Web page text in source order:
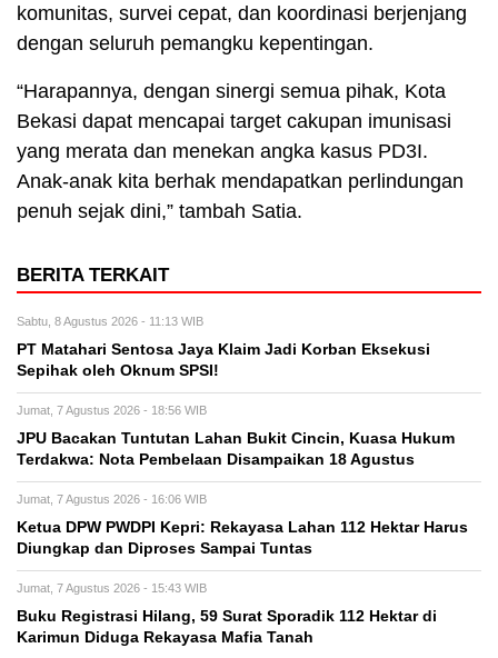
komunitas, survei cepat, dan koordinasi berjenjang
dengan seluruh pemangku kepentingan.
“Harapannya, dengan sinergi semua pihak, Kota
Bekasi dapat mencapai target cakupan imunisasi
yang merata dan menekan angka kasus PD3I.
Anak-anak kita berhak mendapatkan perlindungan
penuh sejak dini,” tambah Satia.
BERITA TERKAIT
Sabtu, 8 Agustus 2026 - 11:13 WIB
PT Matahari Sentosa Jaya Klaim Jadi Korban Eksekusi
Sepihak oleh Oknum SPSI!
Jumat, 7 Agustus 2026 - 18:56 WIB
JPU Bacakan Tuntutan Lahan Bukit Cincin, Kuasa Hukum
Terdakwa: Nota Pembelaan Disampaikan 18 Agustus
Jumat, 7 Agustus 2026 - 16:06 WIB
Ketua DPW PWDPI Kepri: Rekayasa Lahan 112 Hektar Harus
Diungkap dan Diproses Sampai Tuntas
Jumat, 7 Agustus 2026 - 15:43 WIB
Buku Registrasi Hilang, 59 Surat Sporadik 112 Hektar di
Karimun Diduga Rekayasa Mafia Tanah